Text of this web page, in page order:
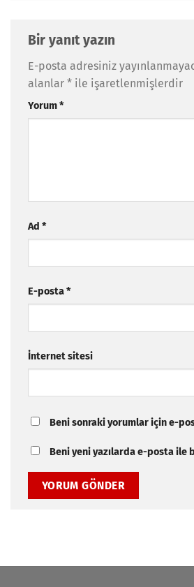
Bir yanıt yazın
E-posta adresiniz
alanlar * ile işaretlenmişlerdir
Yorum*
Ad *
E-posta*
İnternet sitesi
Beni sonraki yorumlar için e-
Beni yeni yazılarda e-posta ile